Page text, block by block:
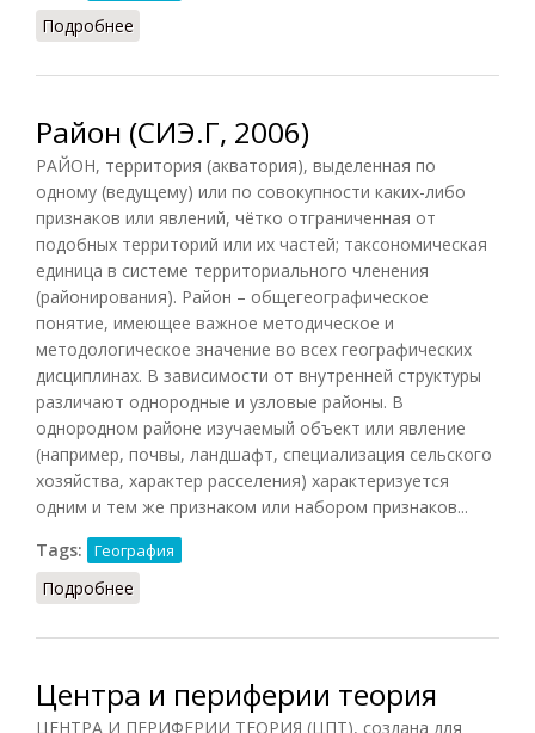
Подробнее
Район (СИЭ.Г, 2006)
РАЙОН, территория (акватория), выделенная по
одному (ведущему) или по совокупности каких-либо
признаков или явлений, чётко отграниченная от
подобных территорий или их частей; таксономическая
единица в системе территориального членения
(районирования). Район – общегеографическое
понятие, имеющее важное методическое и
методологическое значение во всех географических
дисциплинах. В зависимости от внутренней структуры
различают однородные и узловые районы. В
однородном районе изучаемый объект или явление
(например, почвы, ландшафт, специализация сельского
хозяйства, характер расселения) характеризуется
одним и тем же признаком или набором признаков...
Tags:
География
Подробнее
Центра и периферии теория
ЦЕНТРА И ПЕРИФЕРИИ ТЕОРИЯ (ЦПТ), создана для